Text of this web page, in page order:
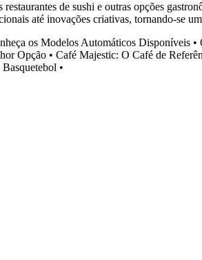
de sushi e outras opções
até inovações criativas, tornando-se
os Modelos Automáticos Disponíveis •
Opção • Café Majestic: O Café de
•